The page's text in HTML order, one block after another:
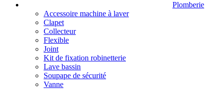
Plomberie
Accessoire machine à laver
Clapet
Collecteur
Flexible
Joint
Kit de fixation robinetterie
Lave bassin
Soupape de sécurité
Vanne